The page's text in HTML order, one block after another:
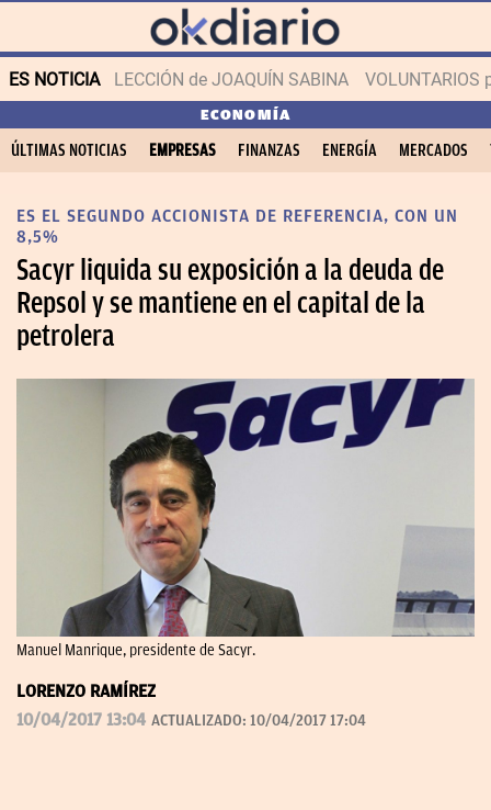
ES NOTICIA LECCIÓN de JOAQUÍN SABINA VOLUNTARIOS
ECONOMÍA
ÚLTIMAS NOTICIAS EMPRESAS FINANZAS ENERGÍA MERCADOS
ES EL SEGUNDO ACCIONISTA DE REFERENCIA, CON UN
8,5%
Sacyr liquida su exposición a la deuda de
Repsol y se mantiene en el capital de la
petrolera
Manuel Manrique, presidente de Sacyr.
LORENZO RAMÍREZ
10/04/2017 13:04 ACTUALIZADO: 10/04/2017 17:04